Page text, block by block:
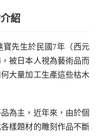
紹
寶先生於民國7年（西元
被日本人視為藝術品而
大量加工生產這些枯木
為主，近年來，由於個
樣題材的雕刻作品不斷